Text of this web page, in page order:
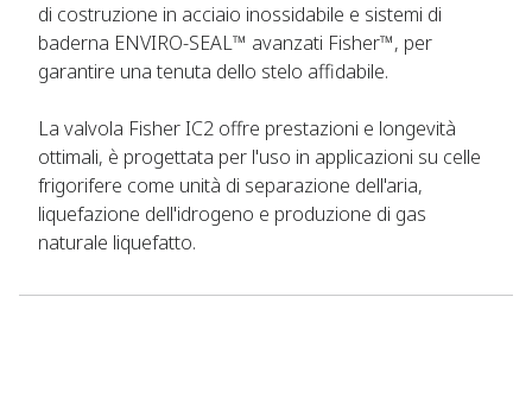
di costruzione in acciaio inossidabile e sistemi di
baderna ENVIRO-SEAL™ avanzati Fisher™, per
garantire una tenuta dello stelo affidabile.
La valvola Fisher IC2 offre prestazioni e longevità
ottimali, è progettata per l'uso in applicazioni su celle
frigorifere come unità di separazione dell'aria,
liquefazione dell'idrogeno e produzione di gas
naturale liquefatto.